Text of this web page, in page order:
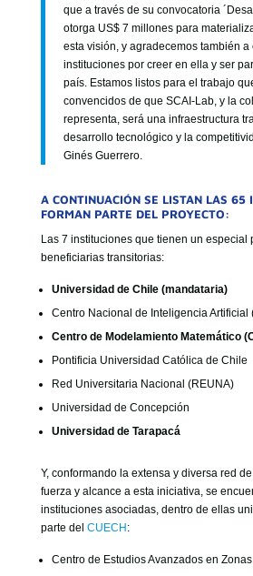
que a través de su convocatoria
otorga US$ 7 millones para
esta visión, y agradecemos también
instituciones por creer en ella y ser
país. Estamos listos para el trabajo
convencidos de que SCAI-Lab, y la
representa, será una infraestructura
desarrollo tecnológico y la
Ginés Guerrero.
A CONTINUACIÓN SE LISTAN LAS 65
FORMAN PARTE DEL PROYECTO:
Las 7 instituciones que tienen un especial
beneficiarias transitorias:
Universidad de Chile (mandataria)
Centro Nacional de Inteligencia Artificial
Centro de Modelamiento Matemático
Pontificia Universidad Católica de Chile
Red Universitaria Nacional (REUNA)
Universidad de Concepción
Universidad de Tarapacá
Y, conformando la extensa y diversa red
fuerza y alcance a esta iniciativa, se
instituciones asociadas, dentro de ellas
parte del CUECH :
Centro de Estudios Avanzados en